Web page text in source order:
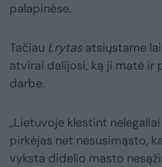
palapinėse.
Tačiau Lrytasatsiųstame
atvirai dalijosi, ką ji matė ir
darbe.
„Lietuvoje klestint
pirkėjas net nesusimąsto,
vyksta didelio masto